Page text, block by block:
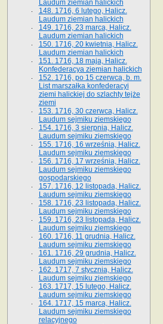
Laudum ziemian halickich
148. 1716, 6 lutego, Halicz.
Laudum ziemian halickich
149. 1716, 23 marca, Halicz.
Laudum ziemian halickich
150. 1716, 20 kwietnia, Halicz.
Laudum ziemian halickich
151. 1716, 18 maja, Halicz.
Konfederacya ziemian halickich
152. 1716, po 15 czerwca, b. m.
List marszałka konfederacyi
ziemi halickiej do szlachty tejże
ziemi
153. 1716, 30 czerwca, Halicz.
Laudum sejmiku ziemskiego
154. 1716, 3 sierpnia, Halicz.
Laudum sejmiku ziemskiego
155. 1716, 16 września, Halicz.
Laudum sejmiku ziemskiego
156. 1716, 17 września, Halicz.
Laudum sejmiku ziemskiego
gospodarskiego
157. 1716, 12 listopada, Halicz.
Laudum sejmiku ziemskiego
158. 1716, 23 listopada, Halicz.
Laudum sejmiku ziemskiego
159. 1716, 23 listopada, Halicz.
Laudum sejmiku ziemskiego
160. 1716, 11 grudnia, Halicz.
Laudum sejmiku ziemskiego
161. 1716, 29 grudnia, Halicz.
Laudum sejmiku ziemskiego
162. 1717, 7 stycznia, Halicz.
Laudum sejmiku ziemskiego
163. 1717, 15 lutego, Halicz.
Laudum sejmiku ziemskiego
164. 1717, 15 marca, Halicz.
Laudum sejmiku ziemskiego
relacyjnego